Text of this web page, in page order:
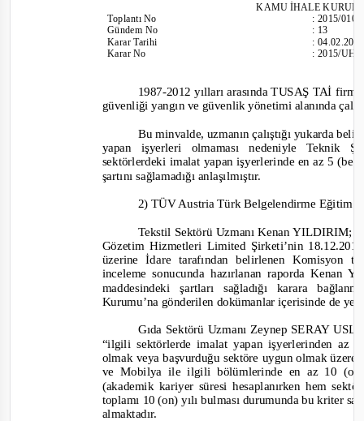
KAMU İHALE
ToplantıNo
Gündem No
Karar Tarihi
Karar No
:2015/010
: 13
:
:2015/
1987-2012 yılları arasında TUSAŞ TAİ
güvenliği yangın ve güvenlik yönetimi alanında
Bu minvalde, uzmanın çalıştığı yukarda
yapan işyerleri olmaması nedeniyle Teknik
sektörlerdeki imalat yapan işyerlerinde en az 5
şartını sağlamadığı anlaşılmıştır.
2) TÜV Austria Türk Belgelendirme Eğitim
Tekstil Sektörü Uzmanı Kenan YILDIRIM;
Gözetim Hizmetleri Limited Şirketi’nin
üzerine İdare tarafından belirlenen Komisyon
inceleme sonucunda hazırlanan raporda Kenan
maddesindeki şartları sağladığı karara
Kurumu’na gönderilen dokümanlar içerisinde de
Gıda Sektörü Uzmanı Zeynep SERAY
“ilgili sektörlerde imalat yapan işyerlerinden az
olmak veya başvurduğu sektöre uygun olmak
ve Mobilya ile ilgili bölümlerinde en az 10
(akademik kariyer süresi hesaplanırken hem
toplamı 10 (on) yılı bulması durumunda bu kriter
almaktadır.